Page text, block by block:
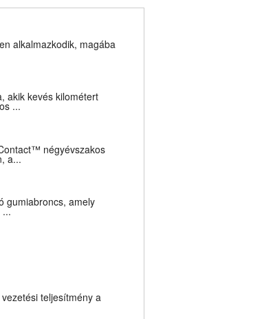
alkalmazkodik, magába
akik kevés kilométert
...
négyévszakos
a...
gumiabroncs, amely
...
teljesítmény a